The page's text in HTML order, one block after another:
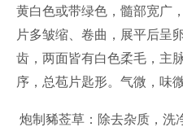
黄白色或带绿色，髓部宽广
片多皱缩、卷曲，展平后呈
齿，两面皆有白色柔毛，主
序，总苞片匙形。气微，味微
炮制豨莶草：除去杂质，洗